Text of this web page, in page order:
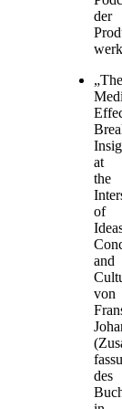
der
„The
at
the
of
and
von
des